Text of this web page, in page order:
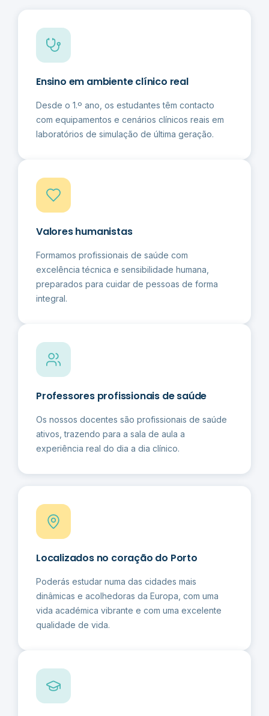
Ensino em ambiente clínico real
Desde o 1.º ano, os estudantes têm contacto
com equipamentos e cenários clínicos reais em
laboratórios de simulação de última geração.
Valores humanistas
Formamos profissionais de saúde com
excelência técnica e sensibilidade humana,
preparados para cuidar de pessoas de forma
integral.
Professores profissionais de saúde
Os nossos docentes são profissionais de saúde
ativos, trazendo para a sala de aula a
experiência real do dia a dia clínico.
Localizados no coração do Porto
Poderás estudar numa das cidades mais
dinâmicas e acolhedoras da Europa, com uma
vida académica vibrante e com uma excelente
qualidade de vida.